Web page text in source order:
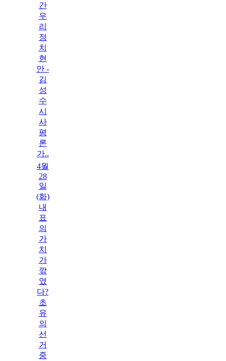
간
우
리
정
치
현
안 -
김
성
수
시
사
평
론
가..
4월
28
일
(화)
내
표
의
가
치
가
깎
였
다?
초
유
의
선
거
중